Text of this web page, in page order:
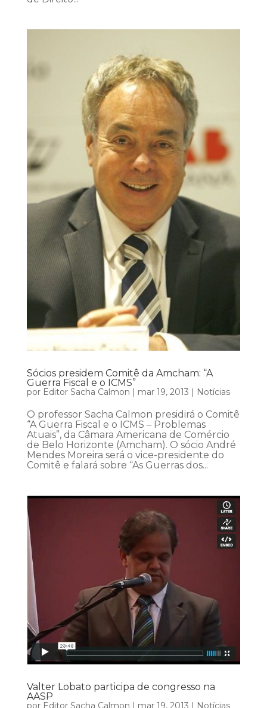
Sócios presidem Comitê da Amcham: “A
Guerra Fiscal e o ICMS”
por Editor Sacha Calmon | mar 19, 2013 | Notícias
O professor Sacha Calmon presidirá o Comitê
“A Guerra Fiscal e o ICMS – Problemas
Atuais”, da Câmara Americana de Comércio
de Belo Horizonte (Amcham). O sócio André
Mendes Moreira será o vice-presidente do
Comitê e falará sobre “As Guerras dos...
Valter Lobato participa de congresso na
AASP
por Editor Sacha Calmon | mar 19, 2013 | Notícias